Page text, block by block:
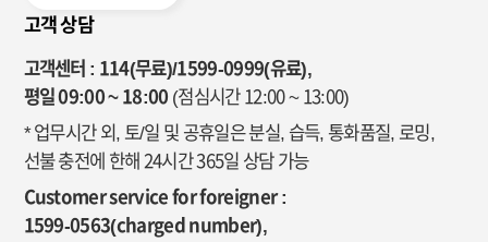
고객 상담
고객센터 : 114(무료)/1599-0999(유료),
평일 09:00 ~ 18:00 (점심시간 12:00 ~ 13:00)
* 업무시간 외, 토/일 및 공휴일은 분실, 습득, 통화품질, 로밍,
선불 충전에 한해 24시간 365일 상담 가능
Customer service for foreigner :
1599-0563(charged number),